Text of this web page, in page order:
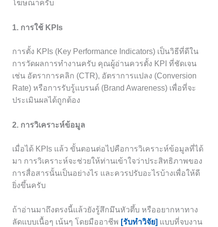
โฆษณาครับ
1. การใช้ KPIs
การตั้ง KPIs (Key Performance Indicators) เป็นวิธีที่ดีใน
การวัดผลการทำงานครับ คุณผู้อ่านควรตั้ง KPI ที่ชัดเจน
เช่น อัตราการคลิก (CTR), อัตราการแปลง (Conversion
Rate) หรือการรับรู้แบรนด์ (Brand Awareness) เพื่อที่จะ
ประเมินผลได้ถูกต้อง
2. การวิเคราะห์ข้อมูล
เมื่อได้ KPIs แล้ว ขั้นตอนต่อไปคือการวิเคราะห์ข้อมูลที่ได้
มา การวิเคราะห์จะช่วยให้ท่านเข้าใจว่าประสิทธิภาพของ
การสื่อสารนั้นเป็นอย่างไร และควรปรับอะไรบ้างเพื่อให้ดี
ยิ่งขึ้นครับ
ถ้าอ่านมาถึงตรงนี้แล้วยังรู้สึกมึนหัวตึ้บ หรืออยากหาทาง
ลัดแบบเนื้อๆ เน้นๆ โดยมืออาชีพ [รับทำวิจัย] แบบที่จบงาน